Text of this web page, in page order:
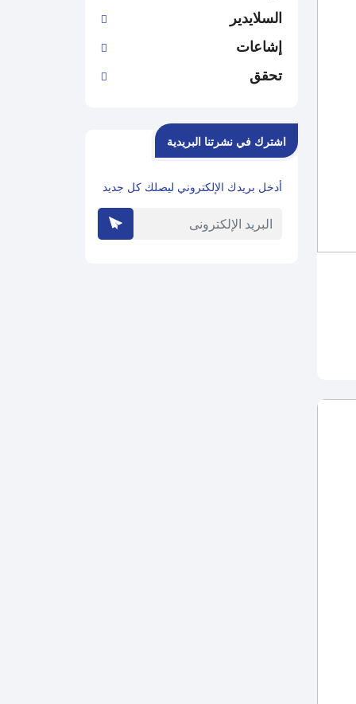
السلايدير
إشاعات
تحقق
اشترك في نشرتنا البريدية
أدخل بريدك الإلكتروني ليصلك كل جديد